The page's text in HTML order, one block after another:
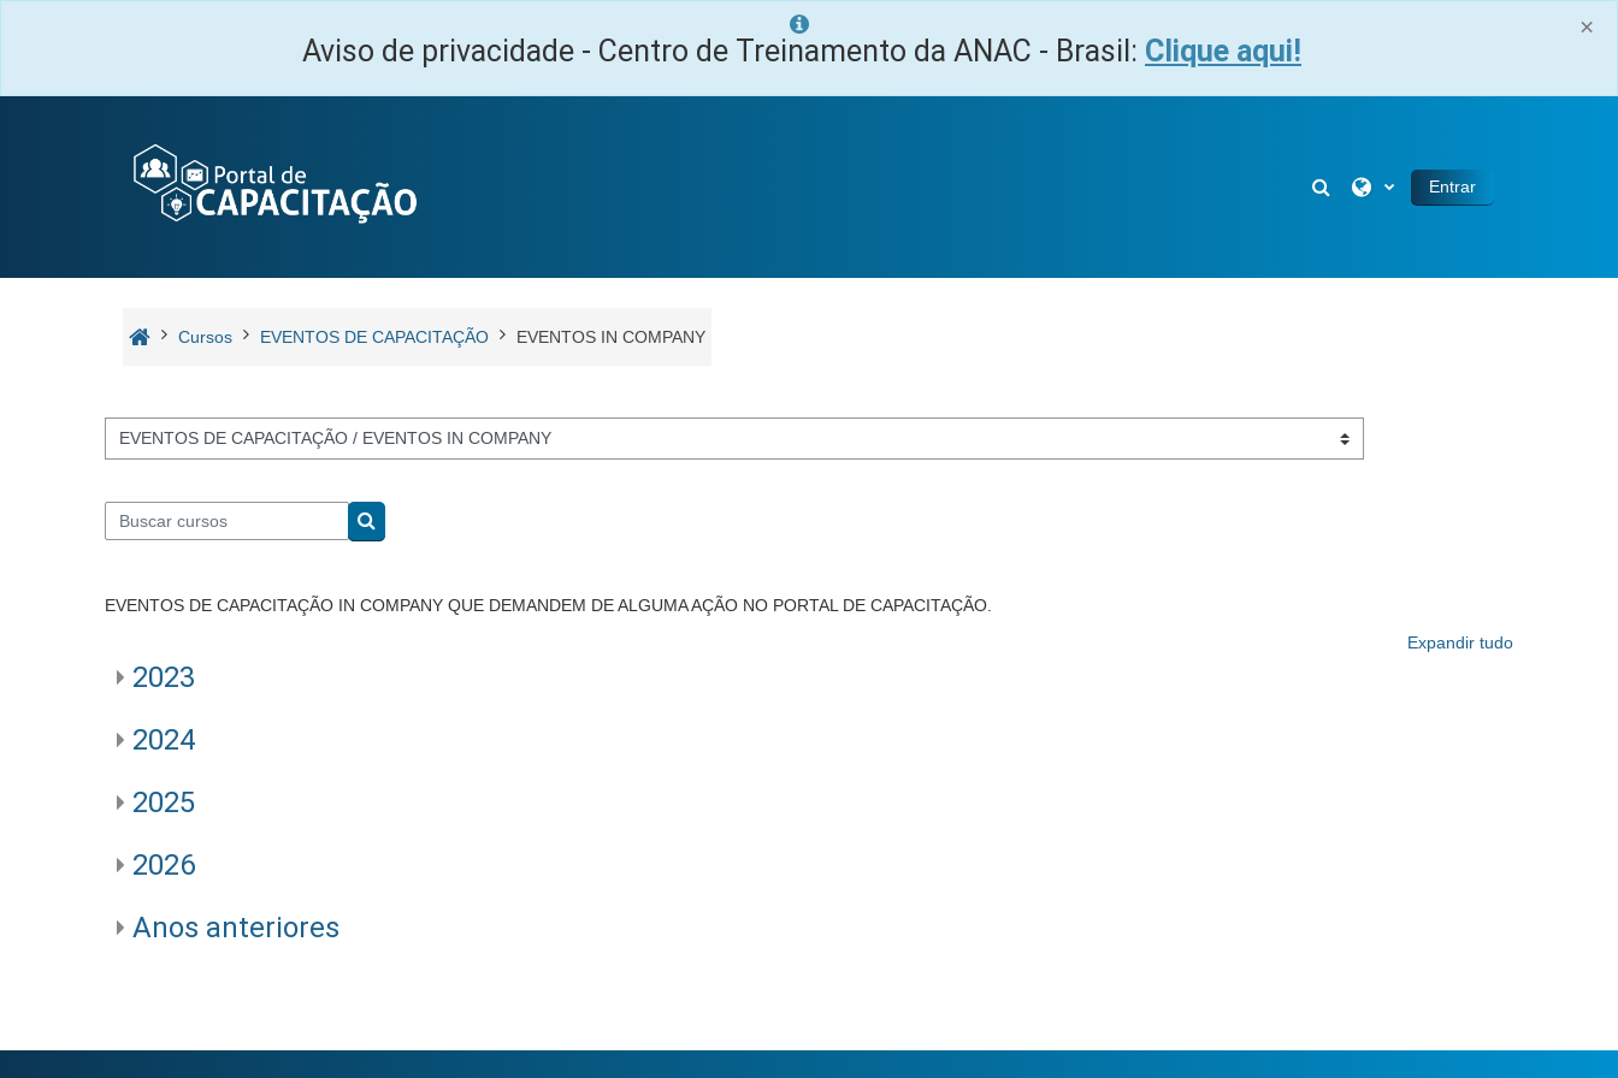
×
Aviso de privacidade - Centro de Treinamento da ANAC - Brasil: Clique aqui!
Alternar entrada de pesquisa
Entrar
Cursos EVENTOS DE CAPACITAÇÃO EVENTOS IN COMPANY
Categorias de Cursos
Buscar cursos
Buscar cursos
EVENTOS DE CAPACITAÇÃO IN COMPANY QUE DEMANDEM DE ALGUMA AÇÃO NO PORTAL DE CAPACITAÇÃO.
Expandir tudo
2023
2024
2025
2026
Anos anteriores